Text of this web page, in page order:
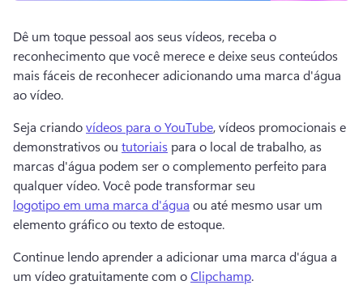
Dê um toque pessoal aos seus vídeos, receba o
reconhecimento que você merece e deixe seus conteúdos
mais fáceis de reconhecer adicionando uma marca d'água
ao vídeo.
Seja criando vídeos para o YouTube, vídeos promocionais e
demonstrativos ou tutoriais para o local de trabalho, as
marcas d'água podem ser o complemento perfeito para
qualquer vídeo. Você pode transformar seu
logotipo em uma marca d'água ou até mesmo usar um
elemento gráfico ou texto de estoque.
Continue lendo aprender a adicionar uma marca d'água a
um vídeo gratuitamente com o Clipchamp.